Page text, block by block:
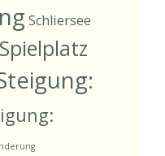
Schliersee
Spielplatz